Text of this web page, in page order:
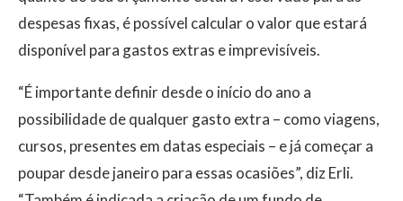
despesas fixas, é possível calcular o valor que estará
disponível para gastos extras e imprevisíveis.
“É importante definir desde o início do ano a
possibilidade de qualquer gasto extra – como viagens,
cursos, presentes em datas especiais – e já começar a
poupar desde janeiro para essas ocasiões”, diz Erli.